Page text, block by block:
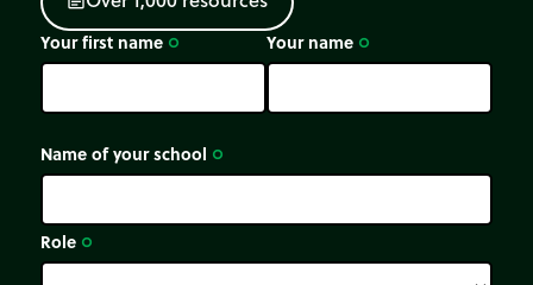
اُسحبها.
Your first name trip_origin Your name trip_origin
Name of your school trip_origin
Role trip_origin